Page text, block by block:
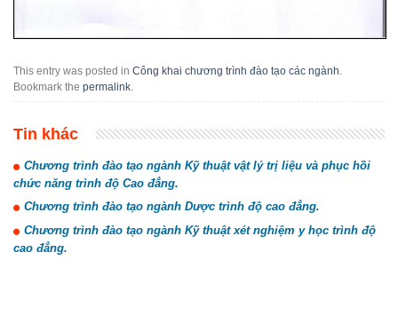
This entry was posted in Công khai chương trình đào tạo các ngành
Bookmark the permalink
Tin khác
Chương trình đào tạo ngành Kỹ thuật vật lý trị liệu và phục hồi
chức năng trình độ Cao đẳng.
Chương trình đào tạo ngành Dược trình độ cao đẳng.
Chương trình đào tạo ngành Kỹ thuật xét nghiệm y học trình độ
cao đẳng.